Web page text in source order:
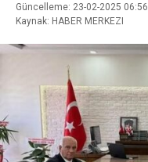
Güncelleme: 23-02-2025 06:56
Kaynak: HABER MERKEZI